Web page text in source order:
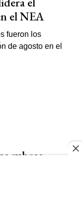
el NEA
rubros